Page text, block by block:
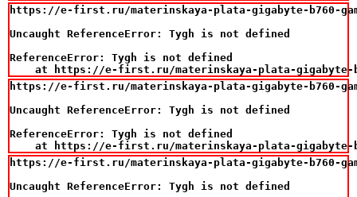
https://e-first.ru/materinskaya-plata-gigabyte-b760-
Uncaught ReferenceError: Tygh is not defined
ReferenceError: Tygh is not defined
at https://e-first.ru/materinskaya-plata-
https://e-first.ru/materinskaya-plata-gigabyte-b760-
Uncaught ReferenceError: Tygh is not defined
ReferenceError: Tygh is not defined
at https://e-first.ru/materinskaya-plata-
https://e-first.ru/materinskaya-plata-gigabyte-b760-
Uncaught ReferenceError: Tygh is not defined